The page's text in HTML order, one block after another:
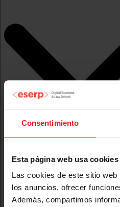
Consentimiento
Esta página web usa cookies
Las cookies de este sitio
los anuncios, ofrecer
Además, compartimos